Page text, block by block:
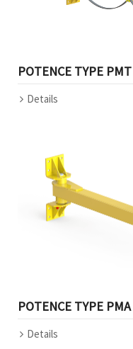
POTENCE TYPE PMT
Details
POTENCE TYPE PMA
Details